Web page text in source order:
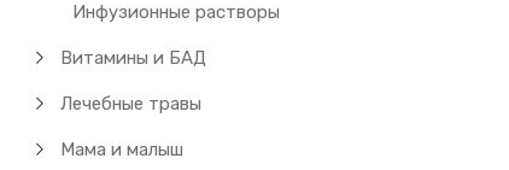
Инфузионные растворы
Витамины и БАД
Лечебные травы
Мама и малыш